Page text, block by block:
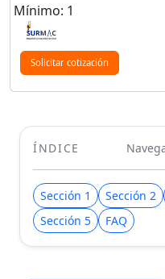
Mínimo: 1
Solicitar cotización
ÍNDICE
Sección 1 Sección 2
Sección 5
FAQ